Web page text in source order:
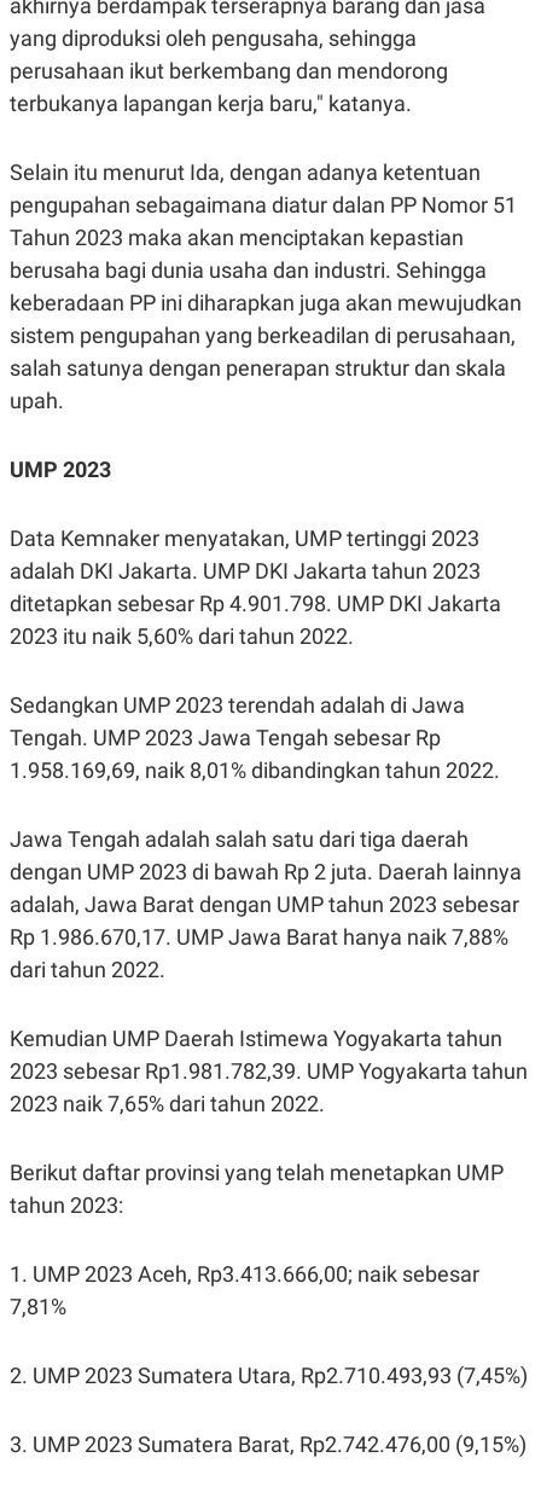
C
D
E
M
Y
L
A
S
E
.
L
N
G
G
A
A
C
E
A
K
N
E
R
J
E
M
I
T
N
P
E
R
D
R
T
I
I
N
G
G
M
E
I
I
D
SITEMAPPROFILETERM
PEMBERITAAN
SIBER
PRIVACY
POLICY
akhirnya berdampak terserapnya barang dan jasa
yang diproduksi oleh pengusaha, sehingga
perusahaan ikut berkembang dan mendorong
terbukanya lapangan kerja baru," katanya.
Selain itu menurut Ida, dengan adanya ketentuan
pengupahan sebagaimana diatur dalan PP Nomor 51
Tahun 2023 maka akan menciptakan kepastian
berusaha bagi dunia usaha dan industri. Sehingga
keberadaan PP ini diharapkan juga akan mewujudkan
sistem pengupahan yang berkeadilan di perusahaan,
salah satunya dengan penerapan struktur dan skala
upah.
UMP 2023
Data Kemnaker menyatakan, UMP tertinggi 2023
adalah DKI Jakarta. UMP DKI Jakarta tahun 2023
ditetapkan sebesar Rp 4.901.798. UMP DKI Jakarta
2023 itu naik 5,60% dari tahun 2022.
Sedangkan UMP 2023 terendah adalah di Jawa
Tengah. UMP 2023 Jawa Tengah sebesar Rp
1.958.169,69, naik 8,01% dibandingkan tahun 2022.
Jawa Tengah adalah salah satu dari tiga daerah
dengan UMP 2023 di bawah Rp 2 juta. Daerah lainnya
adalah, Jawa Barat dengan UMP tahun 2023 sebesar
Rp 1.986.670,17. UMP Jawa Barat hanya naik 7,88%
dari tahun 2022.
Kemudian UMP Daerah Istimewa Yogyakarta tahun
2023 sebesar Rp1.981.782,39. UMP Yogyakarta tahun
2023 naik 7,65% dari tahun 2022.
Berikut daftar provinsi yang telah menetapkan UMP
tahun 2023:
1. UMP 2023 Aceh, Rp3.413.666,00; naik sebesar
7,81%
2. UMP 2023 Sumatera Utara, Rp2.710.493,93 (7,45%)
3. UMP 2023 Sumatera Barat, Rp2.742.476,00 (9,15%)